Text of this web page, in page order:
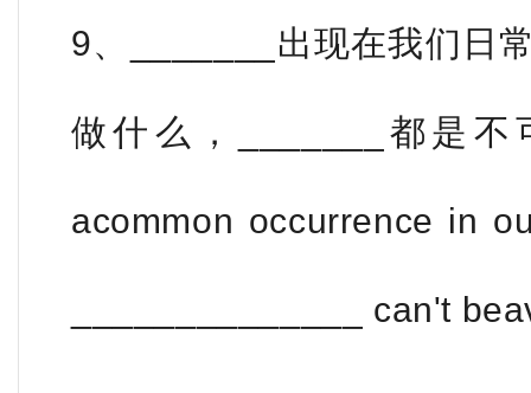
9、_______出现在我们日
做什么，_______都是不
acommon occurrence in
______________ can't